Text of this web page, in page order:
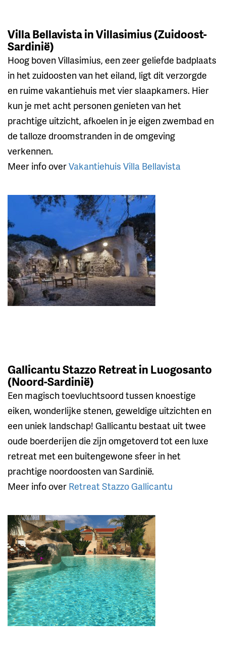
Villa Bellavista in Villasimius (Zuidoost-
Sardinië)
Hoog boven Villasimius, een zeer geliefde badplaats
in het zuidoosten van het eiland, ligt dit verzorgde
en ruime vakantiehuis met vier slaapkamers. Hier
kun je met acht personen genieten van het
prachtige uitzicht, afkoelen in je eigen zwembad en
de talloze droomstranden in de omgeving
verkennen.
Meer info overVakantiehuis Villa Bellavista
Gallicantu Stazzo Retreat in Luogosanto
(Noord-Sardinië)
Een magisch toevluchtsoord tussen knoestige
eiken, wonderlijke stenen, geweldige uitzichten en
een uniek landschap! Gallicantu bestaat uit twee
oude boerderijen die zijn omgetoverd tot een luxe
retreat met een buitengewone sfeer in het
prachtige noordoosten van Sardinië.
Meer info over Retreat Stazzo Gallicantu